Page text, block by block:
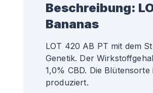
Beschreibung:
Bananas
LOT 420 AB PT mit dem
Genetik. Der
1,0% CBD. Die
produziert.